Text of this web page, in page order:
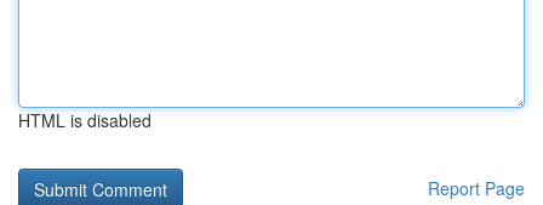
HTML is disabled
Report Page